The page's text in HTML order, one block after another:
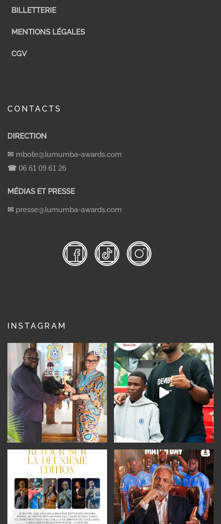
BILLETTERIE
MENTIONS LÉGALES
CGV
CONTACTS
DIRECTION
✉ mbote@lumumba-awards.com
☎ 06 61 09 61 26
MÉDIAS ET PRESSE
✉ presse@lumumba-awards.com
INSTAGRAM